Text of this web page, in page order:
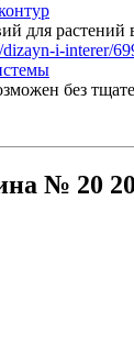
для
без
№ 20